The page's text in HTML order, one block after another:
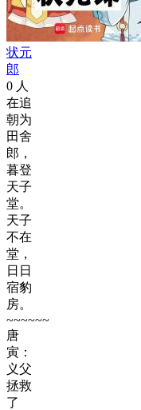
状元
郎
0 人
在追
朝为
田舍
郎，
暮登
天子
堂。
天子
不在
堂，
日日
宿豹
房。
~~~~~~
唐
寅：
义父
拯救
了